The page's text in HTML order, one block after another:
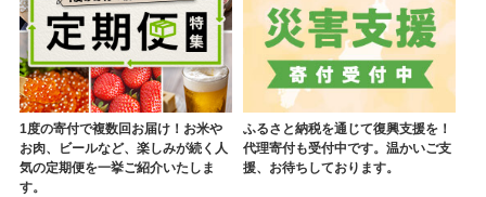
1度の寄付で複数回お届け！お米や
お肉、ビールなど、楽しみが続く人
気の定期便を一挙ご紹介いたしま
す。
ふるさと納税を通じて復興支援を！
代理寄付も受付中です。温かいご支
援、お待ちしております。